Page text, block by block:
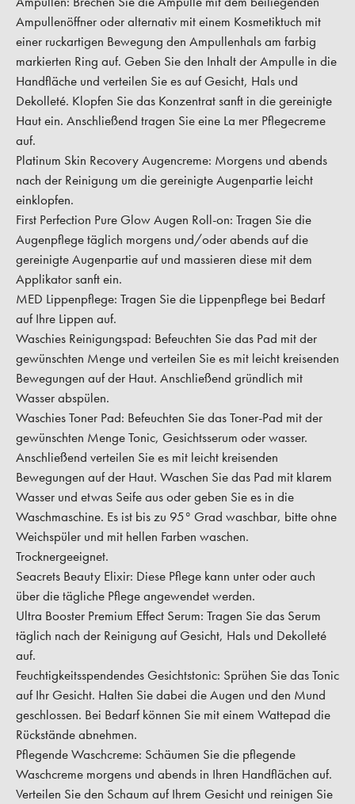
Ampullenöffner oder alternativ mit einem Kosmetiktuch mit
einer ruckartigen Bewegung den Ampullenhals am farbig
markierten Ring auf. Geben Sie den Inhalt der Ampulle in die
Handfläche und verteilen Sie es auf Gesicht, Hals und
Dekolleté. Klopfen Sie das Konzentrat sanft in die gereinigte
Haut ein. Anschließend tragen Sie eine La mer Pflegecreme
auf.
Platinum Skin Recovery Augencreme: Morgens und abends
nach der Reinigung um die gereinigte Augenpartie leicht
einklopfen.
First Perfection Pure Glow Augen Roll-on: Tragen Sie die
Augenpflege täglich morgens und/oder abends auf die
gereinigte Augenpartie auf und massieren diese mit dem
Applikator sanft ein.
MED Lippenpflege: Tragen Sie die Lippenpflege bei Bedarf
auf Ihre Lippen auf.
Waschies Reinigungspad: Befeuchten Sie das Pad mit der
gewünschten Menge und verteilen Sie es mit leicht kreisenden
Bewegungen auf der Haut. Anschließend gründlich mit
Wasser abspülen.
Waschies Toner Pad: Befeuchten Sie das Toner-Pad mit der
gewünschten Menge Tonic, Gesichtsserum oder wasser.
Anschließend verteilen Sie es mit leicht kreisenden
Bewegungen auf der Haut. Waschen Sie das Pad mit klarem
Wasser und etwas Seife aus oder geben Sie es in die
Waschmaschine. Es ist bis zu 95° Grad waschbar, bitte ohne
Weichspüler und mit hellen Farben waschen.
Trocknergeeignet.
Seacrets Beauty Elixir: Diese Pflege kann unter oder auch
über die tägliche Pflege angewendet werden.
Ultra Booster Premium Effect Serum: Tragen Sie das Serum
täglich nach der Reinigung auf Gesicht, Hals und Dekolleté
auf.
Feuchtigkeitsspendendes Gesichtstonic: Sprühen Sie das Tonic
auf Ihr Gesicht. Halten Sie dabei die Augen und den Mund
geschlossen. Bei Bedarf können Sie mit einem Wattepad die
Rückstände abnehmen.
Pflegende Waschcreme: Schäumen Sie die pflegende
Waschcreme morgens und abends in Ihren Handflächen auf.
Verteilen Sie den Schaum auf Ihrem Gesicht und reinigen Sie